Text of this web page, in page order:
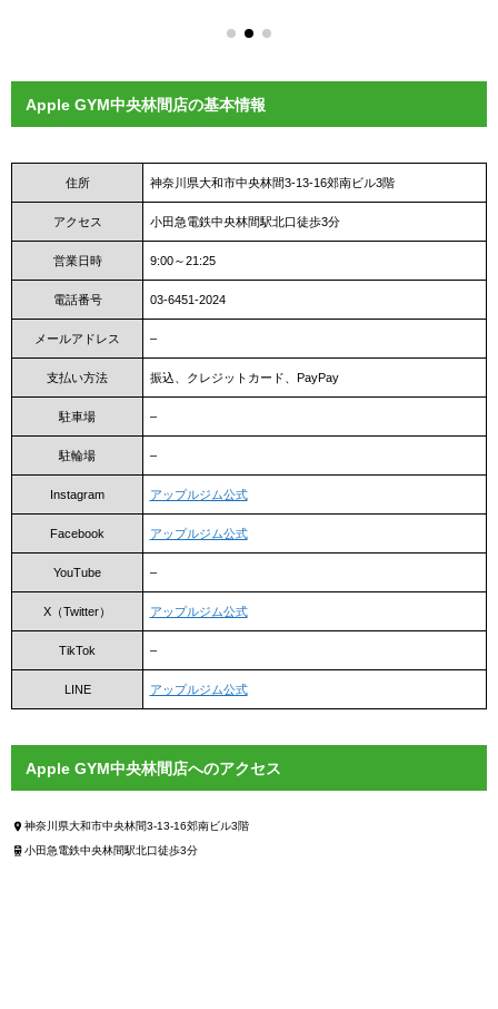
Apple GYM中央林間店の基本情報
住所 神奈川県大和市中央林間3-13-16郊南ビル3階
アクセス 小田急電鉄中央林間駅北口徒歩3分
営業日時 9:00～21:25
電話番号 03-6451-2024
メールアドレス –
支払い方法 振込、クレジットカード、PayPay
駐車場 –
駐輪場 –
Instagram アップルジム公式
Facebook アップルジム公式
YouTube –
X（Twitter） アップルジム公式
TikTok –
LINE アップルジム公式
Apple GYM中央林間店へのアクセス
神奈川県大和市中央林間3-13-16郊南ビル3階
小田急電鉄中央林間駅北口徒歩3分